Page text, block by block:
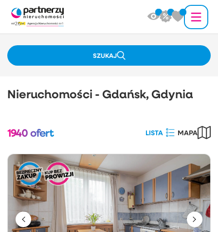
SZUKAJ
Nieruchomości - Gdańsk, Gdynia
1940ofert LISTA MAPA